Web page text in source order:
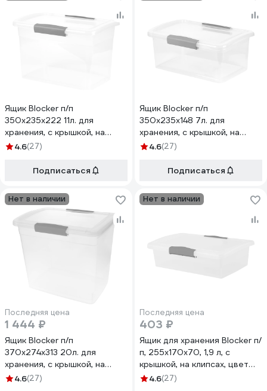
Ящик Blocker п/п
350х235х222 11л. для
хранения, с крышкой, на
клипсах цв. прозрачный
4.6(27)
Подписаться
Ящик Blocker п/п
350х235х148 7л. для
хранения, с крышкой, на
клипсах цв. прозрачный
4.6(27)
Подписаться
Нет в наличии
Последняя цена
1 444 ₽
Ящик Blocker п/п
370х274х313 20л. для
хранения, с крышкой, на
клипсах цв. прозрачный
4.6(27)
Нет в наличии
Последняя цена
403 ₽
Ящик для хранения Blocker п/
п, 255x170x70, 1,9 л, с
крышкой, на клипсах, цвет
прозрачный кристалл 36185
4.6(27)